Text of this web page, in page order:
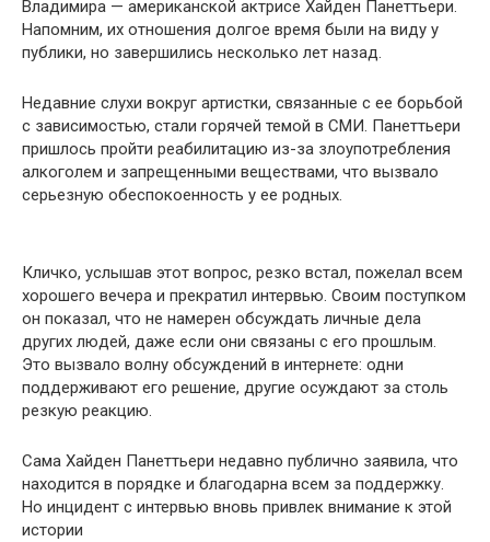
Владимира — американской актрисе Хайден Панеттьери.
Напомним, их отношения долгое время были на виду у
публики, но завершились несколько лет назад.
Недавние слухи вокруг артистки, связанные с ее борьбой
с зависимостью, стали горячей темой в СМИ. Панеттьери
пришлось пройти реабилитацию из-за злоупотребления
алкоголем и запрещенными веществами, что вызвало
серьезную обеспокоенность у ее родных.
Кличко, услышав этот вопрос, резко встал, пожелал всем
хорошего вечера и прекратил интервью. Своим поступком
он показал, что не намерен обсуждать личные дела
других людей, даже если они связаны с его прошлым.
Это вызвало волну обсуждений в интернете: одни
поддерживают его решение, другие осуждают за столь
резкую реакцию.
Сама Хайден Панеттьери недавно публично заявила, что
находится в порядке и благодарна всем за поддержку.
Но инцидент с интервью вновь привлек внимание к этой
истории